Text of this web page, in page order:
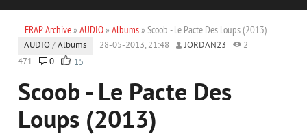
FRAP Archive» AUDIO» Albums» Scoob - Le Pacte Des Loups (2013)
AUDIO /Albums 28-05-2013, 21:48 JORDAN23
2
471
0 15
Scoob - Le Pacte Des
Loups (2013)